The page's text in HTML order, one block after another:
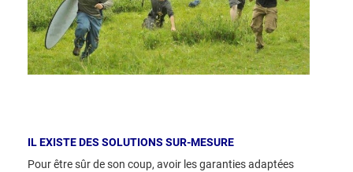
IL EXISTE DES SOLUTIONS SUR-MESURE
Pour être sûr de son coup, avoir les garanties adaptées